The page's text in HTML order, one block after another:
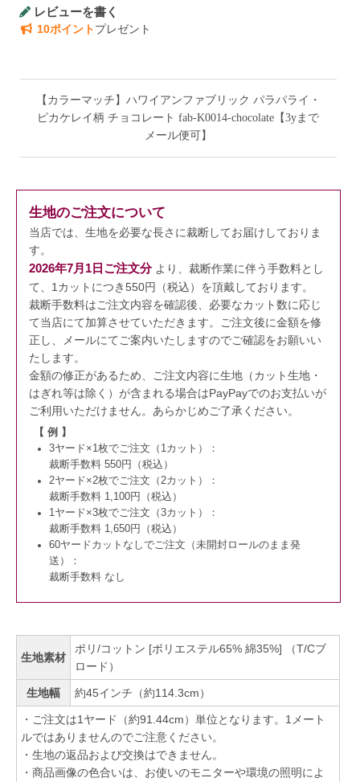
レビューを書く
10ポイントプレゼント
【カラーマッチ】ハワイアンファブリック パラパライ・
ピカケレイ柄 チョコレート fab-K0014-chocolate【3yまで
メール便可】
生地のご注文について
当店では、生地を必要な長さに裁断してお届けしておりま
す。
2026年7月1日ご注文分より、裁断作業に伴う手数料とし
て、1カットにつき550円（税込）を頂戴しております。
裁断手数料はご注文内容を確認後、必要なカット数に応じ
て当店にて加算させていただきます。
ご注文後に金額を修
正し、メールにてご案内いたしますのでご確認をお願いい
たします。
金額の修正があるため、ご注文内容に生地（カット生地・
はぎれ等は除く）が含まれる場合はPayPayでのお支払いが
ご利用いただけません。 あらかじめご了承ください。
【 例 】
3ヤード×1枚でご注文（1カット）：
裁断手数料 550円（税込）
2ヤード×2枚でご注文（2カット）：
裁断手数料 1,100円（税込）
1ヤード×3枚でご注文（3カット）：
裁断手数料 1,650円（税込）
60ヤードカットなしでご注文（未開封ロールのまま発
送）：
裁断手数料 なし
生地素材
ポリ/コットン [ポリエステル65% 綿35%] （T/Cブ
ロード）
生地幅 約45インチ（約114.3cm）
・ご注文は1ヤード（約91.44cm）単位となります。1メート
ルではありませんのでご注意ください。
・生地の返品および交換はできません。
・商品画像の色合いは、お使いのモニターや環境の照明によ